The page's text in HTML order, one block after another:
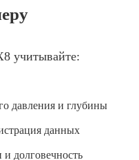
учитывайте:
давления и глубины
данных
и долговечность